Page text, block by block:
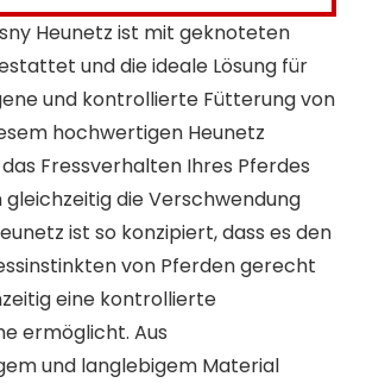
Isny ​​Heunetz ist mit geknoteten
und die ideale Lösung für
und kontrollierte Fütterung von
hochwertigen Heunetz
Fressverhalten Ihres Pferdes
gleichzeitig die Verschwendung
ist so konzipiert, dass es den
von Pferden gerecht
eine kontrollierte
ermöglicht. Aus
und langlebigem Material